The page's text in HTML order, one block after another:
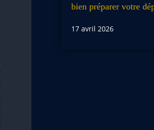
bien préparer votre
17 avril 2026